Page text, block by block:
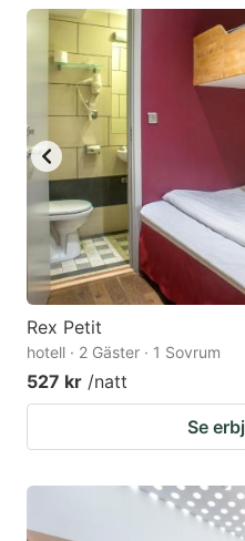
Rex Petit
hotell · 2 Gäster · 1 Sovrum
527 kr /natt
Se